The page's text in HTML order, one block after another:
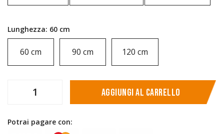
Lunghezza: 60 cm
60 cm 90 cm 120 cm
Aggiungi al carrello
Potrai pagare con: